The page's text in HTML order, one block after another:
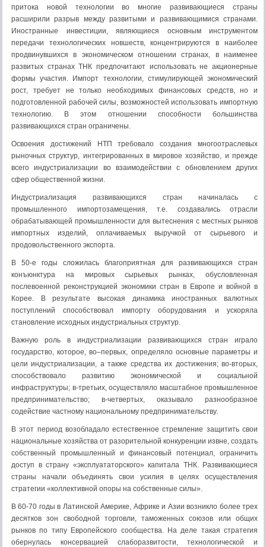
притока новой технологии во многие развивающиеся страны
расширили разрыв между развитыми и развивающимися странами.
Иностранные инвестиции, являющиеся основным инструментом
передачи технологических новшеств, концентрируются в наиболее
продвинувшихся в экономическом отношении странах, в наименее
развитых странах ТНК предпочитают использовать не акционерные
формы участия. Импорт технологии, стимулирующей экономический
рост, требует не только необходимых финансовых средств, но и
подготовленной рабочей силы, возможностей использовать импортную
технологию. В этом отношении способности большинства
развивающихся стран ограничены.
Освоения достижений НТП требовало создания многоотраслевых
рыночных структур, интегрированных в мировое хозяйство, и прежде
всего индустриализации во взаимодействии с обновлением других
сфер общественной жизни.
Индустриализация развивающихся стран начиналась с
промышленного импортозамещения, т.е. создавались отрасли
обрабатывающей промышленности для вытеснения с местных рынков
импортных изделий, оплачиваемых выручкой от сырьевого и
продовольственного экспорта.
В 50-е годы сложилась благоприятная для развивающихся стран
конъюнктура на мировых сырьевых рынках, обусловленная
послевоенной реконструкцией экономики стран в Европе и войной в
Корее. В результате высокая динамика иностранных валютных
поступлений способствовал импорту оборудования и ускоряла
становление исходных индустриальных структур.
Важную роль в индустриализации развивающихся стран играло
государство, которое, во–первых, определяло основные параметры и
цели индустриализации, а также средства их достижения; во-вторых,
способствовало развитию экономической и социальной
инфраструктуры; в-третьих, осуществляло масштабное промышленное
предпринимательство; в-четвертых, оказывало разнообразное
содействие частному национальному предпринимательству.
В этот период возобладало естественное стремление защитить свои
национальные хозяйства от разорительной конкуренции извне, создать
собственный промышленный и финансовый потенциал, ограничить
доступ в страну «эксплуататорского» капитала ТНК. Развивающиеся
страны начали объединять свои усилия в целях осуществления
стратегии «коллективной опоры на собственные силы».
В 60-70 годы в Латинской Америке, Африке и Азии возникло более трех
десятков зон свободной торговли, таможенных союзов или общих
рынков по типу Европейского сообщества. На деле такая стратегия
обернулась консервацией слаборазвитости, технологической и